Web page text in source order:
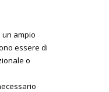
ampio
essere di
o